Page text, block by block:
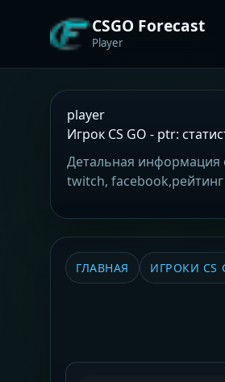
CSGO Forecast
Player
player
Игрок CS GO - ptr:
Детальная информация
twitch,
ГЛАВНАЯ ИГРОКИ CS